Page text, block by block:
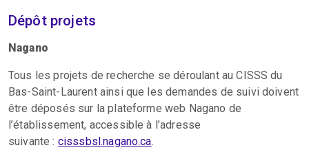
Dépôt projets
Nagano
Tous les projets de recherche se déroulant au CISSS du
Bas-Saint-Laurent ainsi que les demandes de suivi doivent
être déposés sur la plateforme web Nagano de
l’établissement, accessible à l’adresse
suivante : cisssbsl.nagano.ca.